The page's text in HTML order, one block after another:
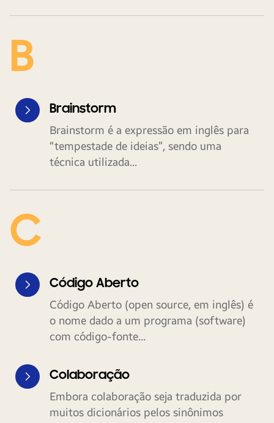
B
Brainstorm
Brainstorm é a expressão em inglês para
“tempestade de ideias”, sendo uma
técnica utilizada...
C
Código Aberto
Código Aberto (open source, em inglês) é
o nome dado a um programa (software)
com código-fonte...
Colaboração
Embora colaboração seja traduzida por
muitos dicionários pelos sinônimos